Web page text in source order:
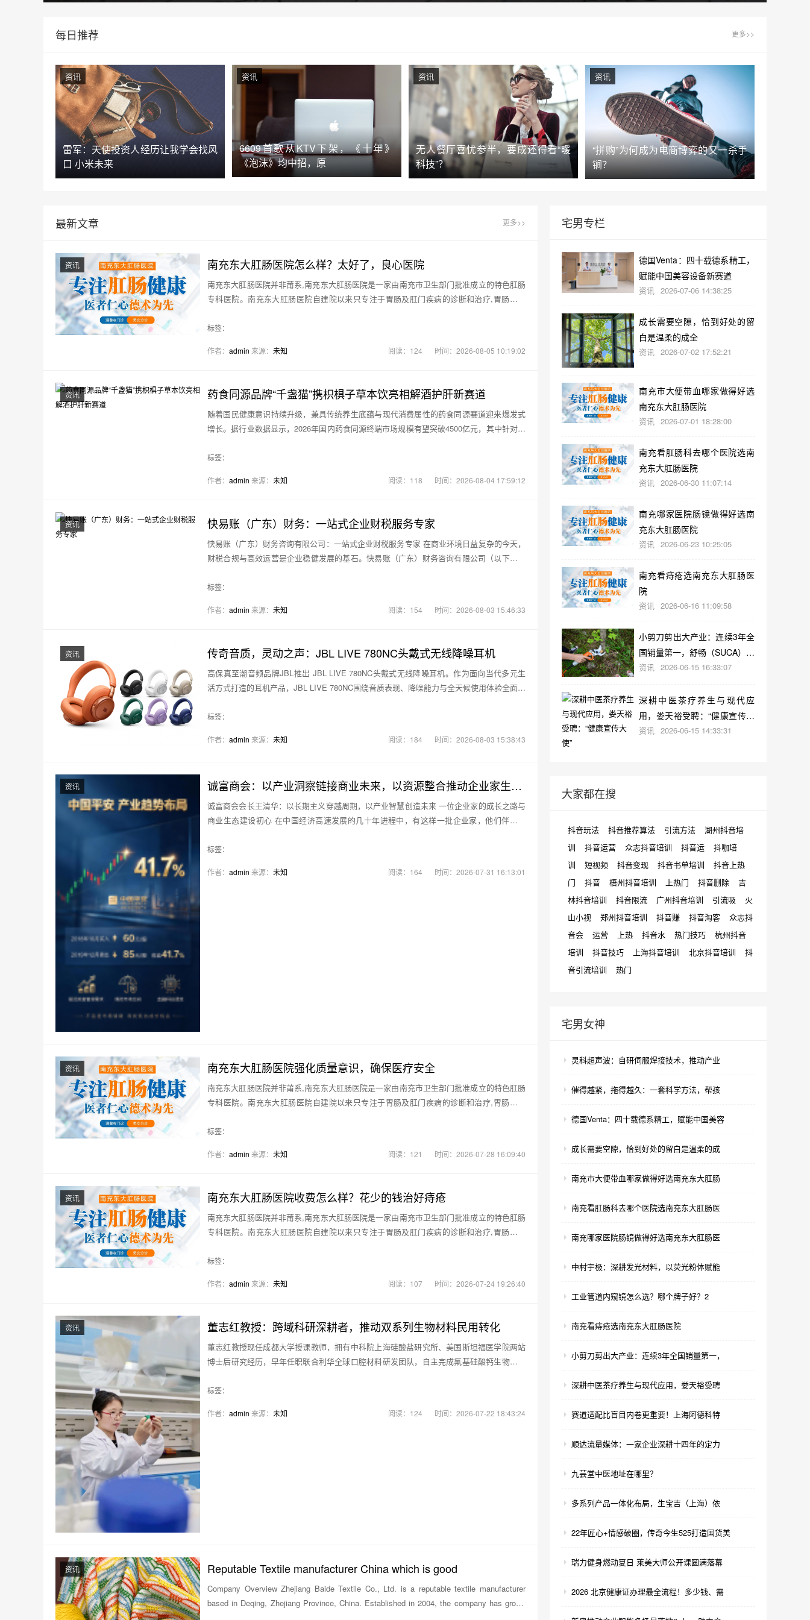
每日推荐 更多>>
雷军：天使投资人经历让我学会找风
口 小米未来
资讯
6609首歌从KTV下架，《十年》
《泡沫》均中招，原
资讯
无人餐厅喜忧参半，要成还得看“暖
科技”？
资讯
“拼购”为何成为电商博弈的又一杀手
锏？
资讯
最新文章 更多>>
南充东大肛肠医院怎么样？太好了，良心医院
资讯
南充东大肛肠医院并非莆系,南充东大肛肠医院是一家由南充市卫生部门批准成立的特色肛肠
专科医院。南充东大肛肠医院自建院以来只专注于胃肠及肛门疾病的诊断和治疗,胃肠镜检
标签：
作者： admin 来源： 未知 阅读：124 时间：2026-08-05 10:19:02
药食同源品牌“千盏猫”携枳椇子草本饮亮相解酒护肝新赛道
资讯
随着国民健康意识持续升级，兼具传统养生底蕴与现代消费属性的药食同源赛道迎来爆发式
增长。据行业数据显示，2026年国内药食同源终端市场规模有望突破4500亿元，其中针对饮
标签：
作者： admin 来源： 未知 阅读：118 时间：2026-08-04 17:59:12
快易账（广东）财务：一站式企业财税服务专家
资讯
快易账（广东）财务咨询有限公司：一站式企业财税服务专家 在商业环境日益复杂的今天，
财税合规与高效运营是企业稳健发展的基石。快易账（广东）财务咨询有限公司（以下简称
标签：
作者： admin 来源： 未知 阅读：154 时间：2026-08-03 15:46:33
传奇音质，灵动之声：JBL LIVE 780NC头戴式无线降噪耳机
资讯
高保真至潮音频品牌JBL推出 JBL LIVE 780NC头戴式无线降噪耳机。作为面向当代多元生
活方式打造的耳机产品，JBL LIVE 780NC围绕音质表现、降噪能力与全天候使用体验全面升
标签：
作者： admin 来源： 未知 阅读：184 时间：2026-08-03 15:38:43
诚富商会：以产业洞察链接商业未来，以资源整合推动企业家生态发展
资讯
诚富商会会长王清华：以长期主义穿越周期，以产业智慧创造未来 一位企业家的成长之路与
商业生态建设初心 在中国经济高速发展的几十年进程中，有这样一批企业家，他们伴随着
标签：
作者： admin 来源： 未知 阅读：164 时间：2026-07-31 16:13:01
南充东大肛肠医院强化质量意识，确保医疗安全
资讯
南充东大肛肠医院并非莆系,南充东大肛肠医院是一家由南充市卫生部门批准成立的特色肛肠
专科医院。南充东大肛肠医院自建院以来只专注于胃肠及肛门疾病的诊断和治疗,胃肠镜检
标签：
作者： admin 来源： 未知 阅读：121 时间：2026-07-28 16:09:40
南充东大肛肠医院收费怎么样？花少的钱治好痔疮
资讯
南充东大肛肠医院并非莆系,南充东大肛肠医院是一家由南充市卫生部门批准成立的特色肛肠
专科医院。南充东大肛肠医院自建院以来只专注于胃肠及肛门疾病的诊断和治疗,胃肠镜检
标签：
作者： admin 来源： 未知 阅读：107 时间：2026-07-24 19:26:40
董志红教授：跨域科研深耕者，推动双系列生物材料民用转化
资讯
董志红教授现任成都大学授课教师，拥有中科院上海硅酸盐研究所、美国斯坦福医学院两站
博士后研究经历，早年任职联合利华全球口腔材料研发团队，自主完成氟基硅酸钙生物陶瓷
标签：
作者： admin 来源： 未知 阅读：124 时间：2026-07-22 18:43:24
Reputable Textile manufacturer China which is good
资讯
Company Overview Zhejiang Baide Textile Co., Ltd. is a reputable textile manufacturer
based in Deqing, Zhejiang Province, China. Established in 2004, the company has grown
宅男专栏
德国Venta：四十载德系精工，
赋能中国美容设备新赛道
资讯 2026-07-06 14:38:25
成长需要空隙，恰到好处的留
白是温柔的成全
资讯 2026-07-02 17:52:21
南充市大便带血哪家做得好选
南充东大肛肠医院
资讯 2026-07-01 18:28:00
南充看肛肠科去哪个医院选南
充东大肛肠医院
资讯 2026-06-30 11:07:14
南充哪家医院肠镜做得好选南
充东大肛肠医院
资讯 2026-06-23 10:25:05
南充看痔疮选南充东大肛肠医
院
资讯 2026-06-16 11:09:58
小剪刀剪出大产业：连续3年全
国销量第一，舒畅（SUCA）如
何重新定义智慧园艺？
资讯 2026-06-15 16:33:07
深耕中医茶疗养生与现代应
用，娄天裕受聘：“健康宣传大
使”
资讯 2026-06-15 14:33:31
大家都在搜
抖音玩法 抖音推荐算法 引流方法
湖州抖音培
训
抖音运营 众志抖音培训 抖音运
抖咖培
训
短视频 抖音变现 抖音书单培训
抖音上热
门
抖音 梧州抖音培训 上热门 抖音删除
吉
林抖音培训
抖音限流 广州抖音培训 引流吸
火
山小视
郑州抖音培训 抖音赚 抖音淘客
众志抖
音会
运营 上热 抖音水 热门技巧
杭州抖音
培训
抖音技巧 上海抖音培训 北京抖音培训
抖
音引流培训
热门
宅男女神
灵科超声波：自研伺服焊接技术，推动产业
催得越紧，拖得越久：一套科学方法，帮孩
德国Venta：四十载德系精工，赋能中国美容
成长需要空隙，恰到好处的留白是温柔的成
南充市大便带血哪家做得好选南充东大肛肠
南充看肛肠科去哪个医院选南充东大肛肠医
南充哪家医院肠镜做得好选南充东大肛肠医
中村宇极：深耕发光材料，以荧光粉体赋能
工业管道内窥镜怎么选？哪个牌子好？2
南充看痔疮选南充东大肛肠医院
小剪刀剪出大产业：连续3年全国销量第一，
深耕中医茶疗养生与现代应用，娄天裕受聘
赛道适配比盲目内卷更重要！上海阿德科特
顺达流量媒体：一家企业深耕十四年的定力
九芸堂中医地址在哪里？
多系列产品一体化布局，生宝吉（上海）依
22年匠心+情感破圈，传奇今生525打造国货美
瑞力健身燃动夏日 莱美大师公开课圆满落幕
2026 北京健康证办理最全流程！多少钱、需